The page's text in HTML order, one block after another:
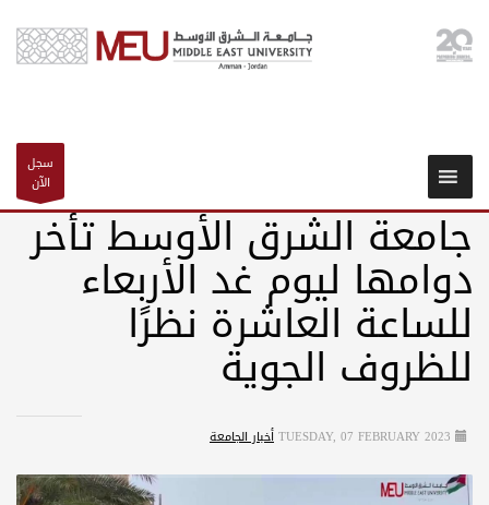
سجل
الآن
جامعة الشرق الأوسط تأخر
دوامها ليوم غد الأربعاء
للساعة العاشرة نظرًا
للظروف الجوية
TUESDAY, 07 FEBRUARY 2023أخبار الجامعة